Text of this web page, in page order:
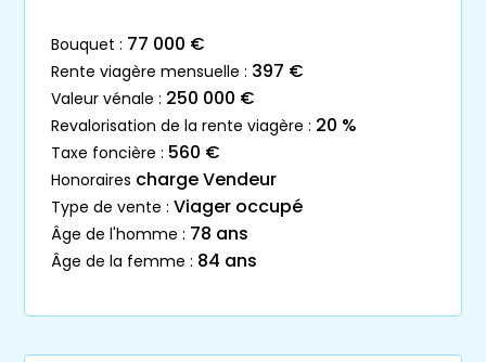
bouquet : 77 000 €
rente viagère mensuelle : 397 €
valeur vénale : 250 000 €
revalorisation de la rente viagère : 20 %
taxe foncière : 560 €
honoraires charge Vendeur
type de vente : Viager occupé
âge de l'homme : 78 ans
âge de la femme : 84 ans